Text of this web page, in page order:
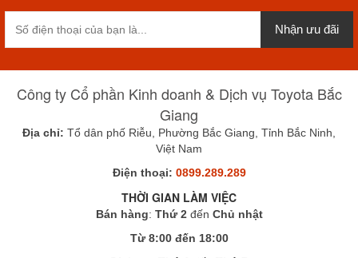
Nhận ưu đãi
Công ty Cổ phần Kinh doanh & Dịch vụ Toyota Bắc
Giang
Địa chỉ: Tổ dân phố Riễu, Phường Bắc Giang, Tỉnh Bắc Ninh,
Việt Nam
Điện thoại: 0899.289.289
THỜI GIAN LÀM VIỆC
Bán hàng: Thứ 2đến Chủ nhật
Từ 8:00 đến 18:00